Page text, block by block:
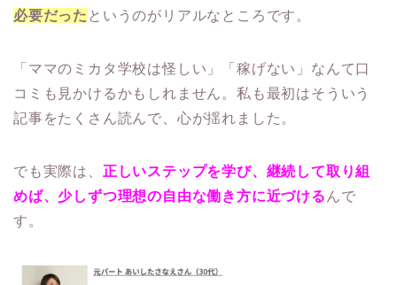
必要だった というのがリアルなところです。
「ママのミカタ学校は怪しい」「稼げない」なんて口
コミも見かけるかもしれません。私も最初はそういう
記事をたくさん読んで、心が揺れました。
でも実際は、 正しいステップを学び、継続して取り組
めば、少しずつ理想の自由な働き方に近づける んで
す。